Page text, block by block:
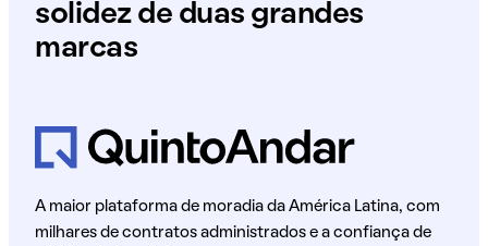
solidez de duas grandes
marcas
A maior plataforma de moradia da América Latina, com
milhares de contratos administrados e a confiança de